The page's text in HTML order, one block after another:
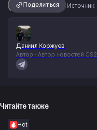
Поделиться
Источник:
Даниил Коржуев
Автор · Автор новостей CS2
Читайте также
Hot